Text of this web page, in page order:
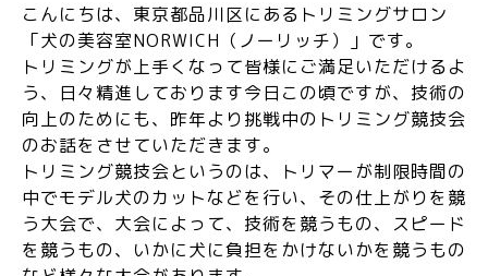
こんにちは、東京都品川区にあるトリミングサロン
「犬の美容室NORWICH（ノーリッチ）」です。
トリミングが上手くなって皆様にご満足いただけるよ
う、日々精進しております今日この頃ですが、技術の
向上のためにも、昨年より挑戦中のトリミング競技会
のお話をさせていただきます。
トリミング競技会というのは、トリマーが制限時間の
中でモデル犬のカットなどを行い、その仕上がりを競
う大会で、大会によって、技術を競うもの、スピード
を競うもの、いかに犬に負担をかけないかを競うもの